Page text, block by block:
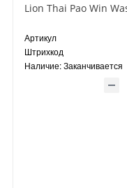
Артикул
Штрихкод
Наличие:Заканчивается